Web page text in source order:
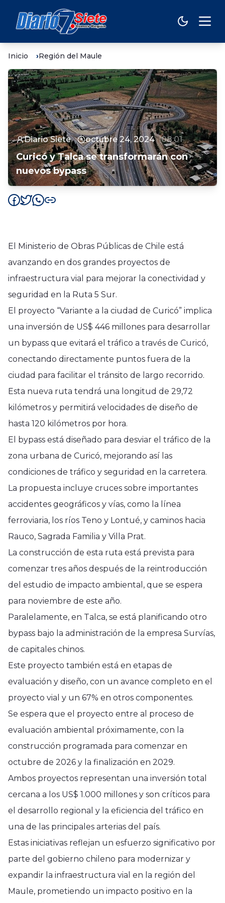
Inicio Región del Maule
Diario Siete octubre 24, 2024 08:01
Curicó y Talca se transformarán con
nuevos bypass
El Ministerio de Obras Públicas de Chile está
avanzando en dos grandes proyectos de
infraestructura vial para mejorar la conectividad y
seguridad en la Ruta 5 Sur.
El proyecto “Variante a la ciudad de Curicó” implica
una inversión de US$ 446 millones para desarrollar
un bypass que evitará el tráfico a través de Curicó,
conectando directamente puntos fuera de la
ciudad para facilitar el tránsito de largo recorrido.
Esta nueva ruta tendrá una longitud de 29,72
kilómetros y permitirá velocidades de diseño de
hasta 120 kilómetros por hora.
El bypass está diseñado para desviar el tráfico de la
zona urbana de Curicó, mejorando así las
condiciones de tráfico y seguridad en la carretera.
La propuesta incluye cruces sobre importantes
accidentes geográficos y vías, como la línea
ferroviaria, los ríos Teno y Lontué, y caminos hacia
Rauco, Sagrada Familia y Villa Prat.
La construcción de esta ruta está prevista para
comenzar tres años después de la reintroducción
del estudio de impacto ambiental, que se espera
para noviembre de este año.
Paralelamente, en Talca, se está planificando otro
bypass bajo la administración de la empresa Survías,
de capitales chinos.
Este proyecto también está en etapas de
evaluación y diseño, con un avance completo en el
proyecto vial y un 67% en otros componentes.
Se espera que el proyecto entre al proceso de
evaluación ambiental próximamente, con la
construcción programada para comenzar en
octubre de 2026 y la finalización en 2029.
Ambos proyectos representan una inversión total
cercana a los US$ 1.000 millones y son críticos para
el desarrollo regional y la eficiencia del tráfico en
una de las principales arterias del país.
Estas iniciativas reflejan un esfuerzo significativo por
parte del gobierno chileno para modernizar y
expandir la infraestructura vial en la región del
Maule, prometiendo un impacto positivo en la
Región del Maule